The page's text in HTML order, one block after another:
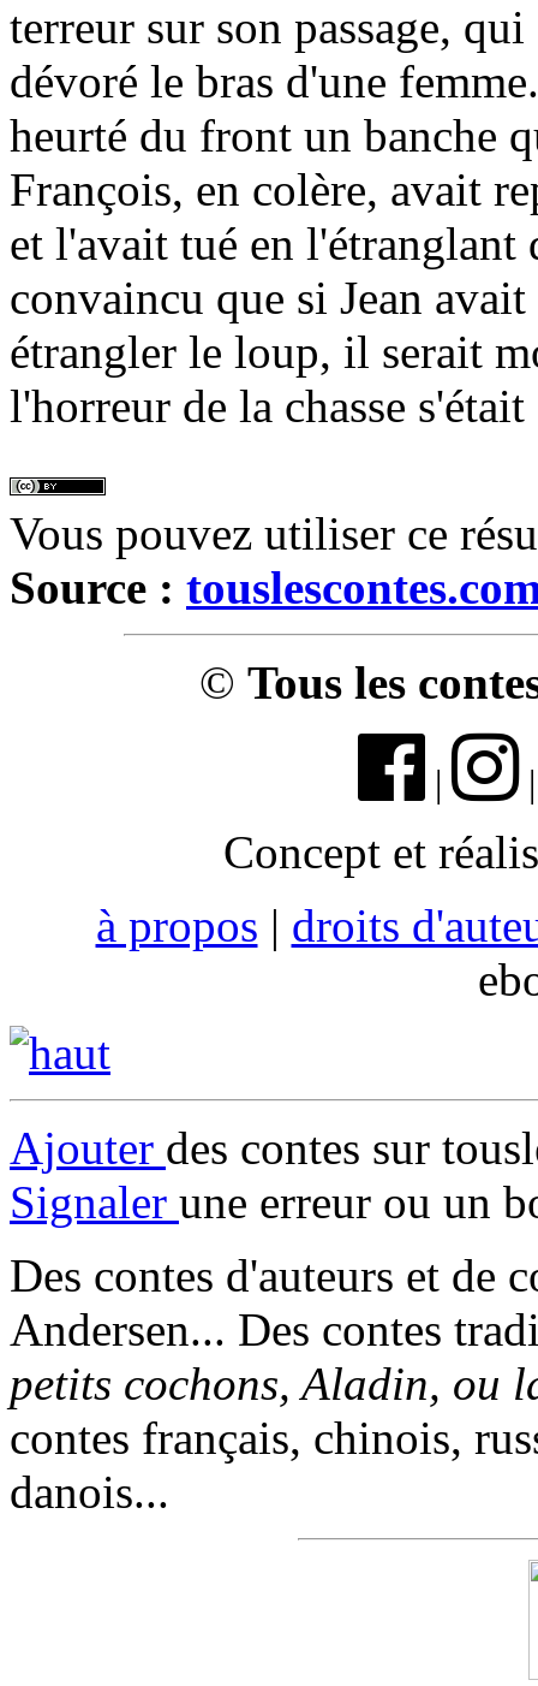
terreur sur son passage,
dévoré le bras d'une
heurté du front un banche
François, en colère, avait
et l'avait tué en l'étranglant
convaincu que si Jean
étrangler le loup, il serait
l'horreur de la chasse
Vous pouvez utiliser ce
Source :
© Tous les
|
Concept et
à propos | droits
Ajouter des contes sur
Signaler une erreur ou un
Des contes d'auteurs et de
Andersen... Des contes
petits cochons, Aladin, ou
contes français, chinois,
danois...